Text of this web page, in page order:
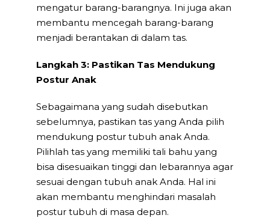
mengatur barang-barangnya. Ini juga akan
membantu mencegah barang-barang
menjadi berantakan di dalam tas.
Langkah 3: Pastikan Tas Mendukung
Postur Anak
Sebagaimana yang sudah disebutkan
sebelumnya, pastikan tas yang Anda pilih
mendukung postur tubuh anak Anda.
Pilihlah tas yang memiliki tali bahu yang
bisa disesuaikan tinggi dan lebarannya agar
sesuai dengan tubuh anak Anda. Hal ini
akan membantu menghindari masalah
postur tubuh di masa depan.